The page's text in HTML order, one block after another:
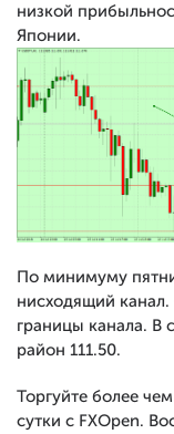
низкой
Японии.
По минимуму
нисходящий
границы канала. В
район 111.50.
Торгуйте более
сутки с FXOpen.